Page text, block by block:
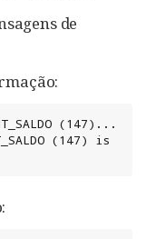
de
(147)...
(147) is